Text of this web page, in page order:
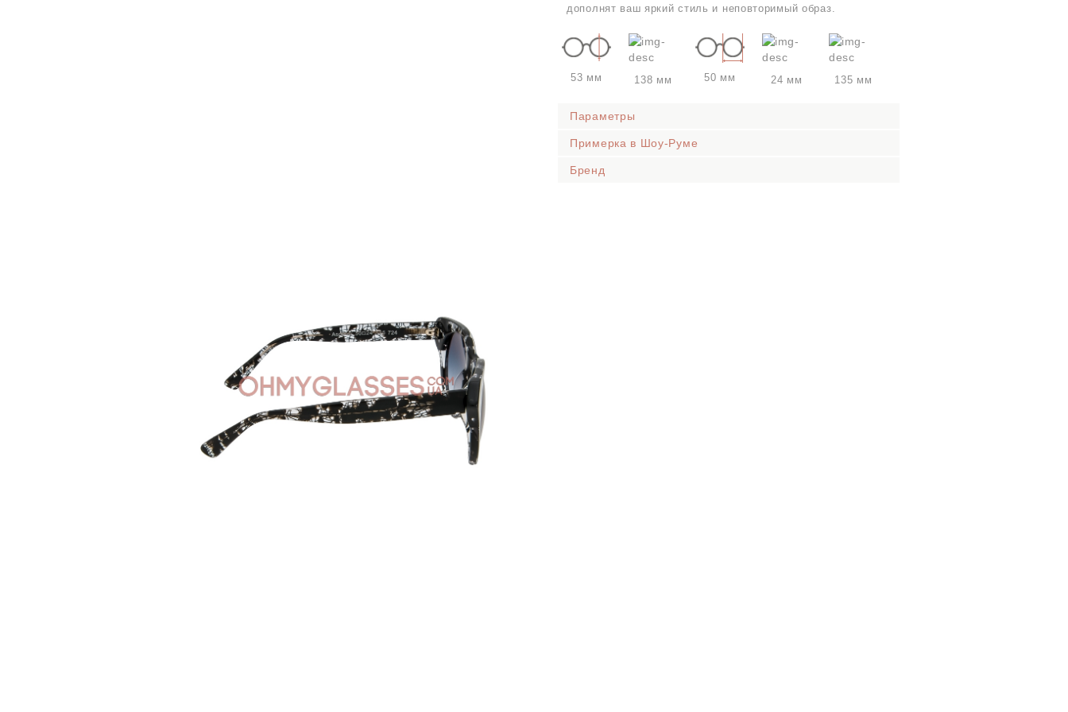
дополнят ваш яркий стиль и неповторимый образ.
53 мм 138 мм 50 мм 24 мм 135 мм
Параметры
Примерка в Шоу-Руме
Бренд